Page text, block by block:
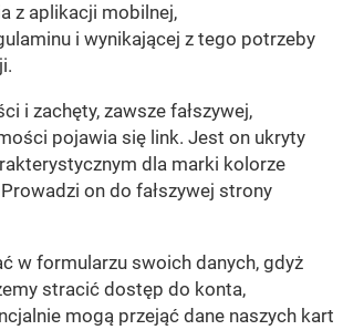
z aplikacji mobilnej,
i wynikającej z tego potrzeby
i zachęty, zawsze fałszywej,
pojawia się link. Jest on ukryty
dla marki kolorze
on do fałszywej strony
w formularzu swoich danych, gdyż
stracić dostęp do konta,
mogą przejąć dane naszych kart